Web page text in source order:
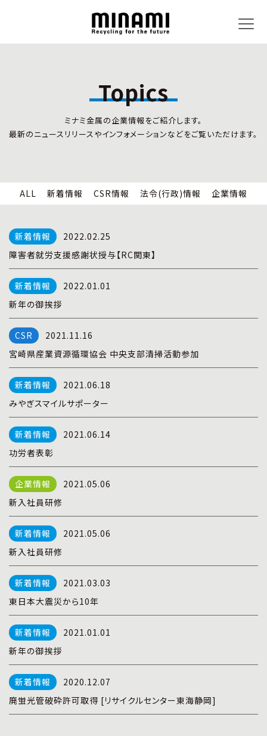
CSR情報
企業情報
全国事業所紹介
事業内容
リサイクルサービス
小型家電リサイクル法
全国の回収対応
Topics
ミナミ金属の企業情報をご紹介します。
最新のニュースリリースやインフォメーションなどをご覧いただけます。
ALL 新着情報 CSR情報 法令(行政)情報 企業情報
2022.02.25
障害者就労支援感謝状授与【RC関東】
2022.01.01
新年の御挨拶
2021.11.16
宮崎県産業資源循環協会 中央支部清掃活動参加
2021.06.18
みやぎスマイルサポーター
2021.06.14
功労者表彰
2021.05.06
新入社員研修
2021.05.06
新入社員研修
2021.03.03
東日本大震災から10年
2021.01.01
新年の御挨拶
2020.12.07
廃蛍光管破砕許可取得 [リサイクルセンター東海静岡]